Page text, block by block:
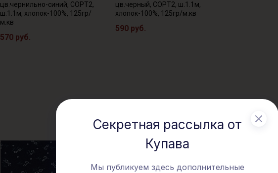
цв.чернильно-синий, СОРТ2,
ш.1.1м, хлопок-100%, 125гр/
м.кв
570 руб.
цв.черный, СОРТ2, ш.1.1м,
хлопок-100%, 125гр/м.кв
590 руб.
- 30% ТКАНЬ В ОТРЕЗАХ
Секретная рассылка от
Купава
Мы публикуем здесь дополнительные